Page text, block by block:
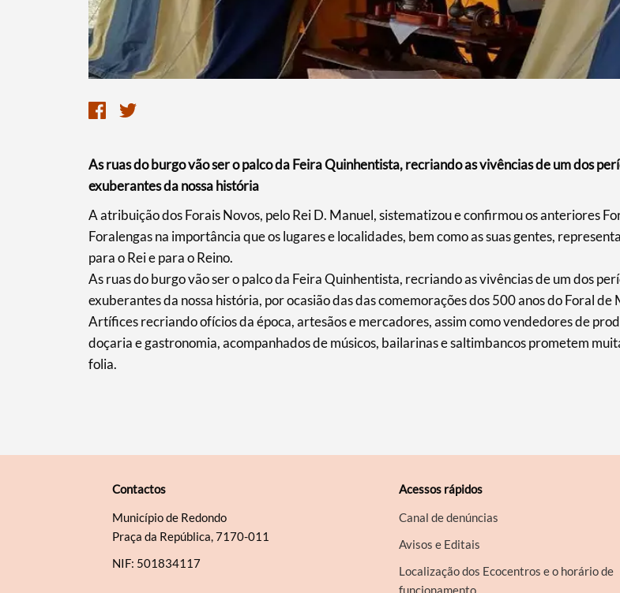
Termo de Pesquisa
Filtros
As ruas do burgo vão ser o palco da Feira Quinhentista, recriando as vivências de um dos
exuberantes da nossa história
​A atribuição dos Forais Novos, pelo Rei D. Manuel, sistematizou e confirmou os anteriores
Foralengas na importância que os lugares e localidades, bem como as suas gentes,
para o Rei e para o Reino.
As ruas do burgo vão ser o palco da Feira Quinhentista, recriando as vivências de um dos
exuberantes da nossa história, por ocasião das das comemorações dos 500 anos do Foral de
Artífices recriando ofícios da época, artesãos e mercadores, assim como vendedores de
doçaria e gastronomia, acompanhados de músicos, bailarinas e saltimbancos prometem
folia.
Contactos
Município de Redondo
Praça da República, 7170-011
NIF: 501834117
Acessos rápidos
Canal de denúncias
Avisos e Editais
Localização dos Ecocentros e o horário de
funcionamento